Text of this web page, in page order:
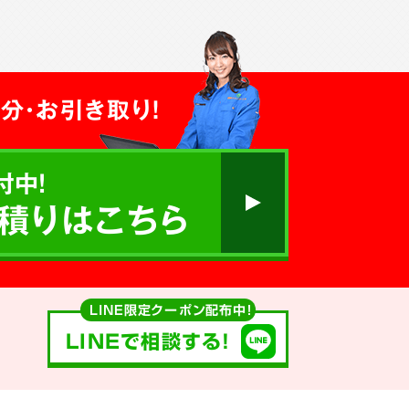
・お引き取り！
中!
りはこちら
LINE限定クーポン配布中！
LINEで相談する!